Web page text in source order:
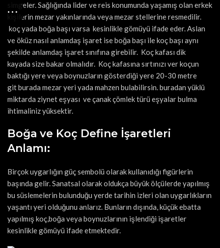
simgeler. Sağlığında lider ve reis konumunda yaşamış olan erkek
kişilerin mezar yakınlarında veya mezar stellerine resmedilir.
koç yada boğa başı varsa kesinlikle gömüyü ifade eder. Aslan
ve öküz nasıl anlamdaş işaret ise boğa başı ile koç başı aynı
şekilde anlamdaş işaret sınıfına girebilir. Koç kafası dik
kayada size bakar olmalıdır. Koç kafasına sırtınızı ver koçun
baktığı yere veya boynuzların gösterdiği yere 20-30 metre
git burada mezar yeri yada mahzen bulabilirsin. buradan yüklü
miktarda ziynet eşyası ve çanak çömlek türü eşyalar bulma
ihtimaliniz yüksektir.
Boğa ve Koç Define İşaretleri
Anlamı:
Birçok uygarlığın güç sembolü olarak kullanıdığı figürlerin
başında gelir. Sanatsal olarak oldukça büyük ölçülerde yapılmış
bu süslemelerin bulunduğu yerde tarihin izleri olan uygarlıkların
yaşantı yeri olduğunu anlarız. Bunların dışında, küçük ebatta
yapılmış koç,boğa veya boynuzlarının işlendiği işaretler
kesinlikle gömüyü ifade etmektedir.